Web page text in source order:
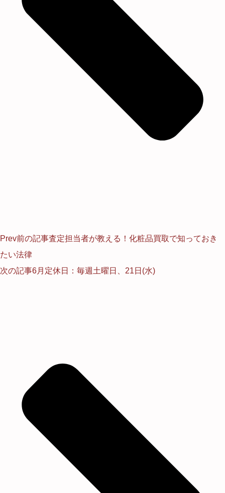
Prev前の記事査定担当者が教える！化粧品買取で知っておき
たい法律
次の記事6月定休日：毎週土曜日、21日(水)